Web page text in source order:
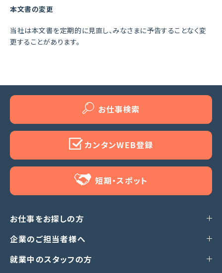
本文書の変更
当社は本文書を定期的に見直し、みなさまに予告することなく変
更することがあります。
お仕事検索
カンタンWEB登録
短期・スポット
お仕事をお探しの方
企業のご担当者様へ
就業中のスタッフの方